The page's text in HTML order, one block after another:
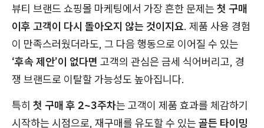
뷰티 브랜드 쇼핑몰 마케팅에서 가장 흔한 문제는 첫 구매
이후 고객이 다시 돌아오지 않는 것이지요. 제품 사용 경험
이 만족스러웠더라도, 그 다음 행동으로 이어질 수 있는
‘후속 제안’이 없다면 고객의 관심은 금세 식어버리고, 경
쟁 브랜드로 이탈할 가능성도 높아집니다.
특히 첫 구매 후 2~3주차는 고객이 제품 효과를 체감하기
시작하는 시점으로, 재구매를 유도할 수 있는 골든 타이밍